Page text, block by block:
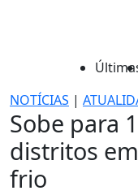
NOTÍCIAS |
Sobe para
distritos
frio